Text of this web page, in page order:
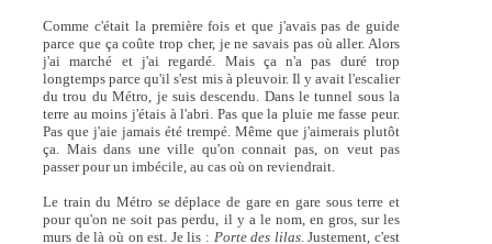
Comme c'était la première fois et que j'avais pas de guide
parce que ça coûte trop cher, je ne savais pas où aller. Alors
j'ai marché et j'ai regardé. Mais ça n'a pas duré trop
longtemps parce qu'il s'est mis à pleuvoir. Il y avait l'escalier
du trou du Métro, je suis descendu. Dans le tunnel sous la
terre au moins j'étais à l'abri. Pas que la pluie me fasse peur.
Pas que j'aie jamais été trempé. Même que j'aimerais plutôt
ça. Mais dans une ville qu'on connait pas, on veut pas
passer pour un imbécile, au cas où on reviendrait.
Le train du Métro se déplace de gare en gare sous terre et
pour qu'on ne soit pas perdu, il y a le nom, en gros, sur les
murs de là où on est. Je lis : Porte des lilas. Justement, c'est